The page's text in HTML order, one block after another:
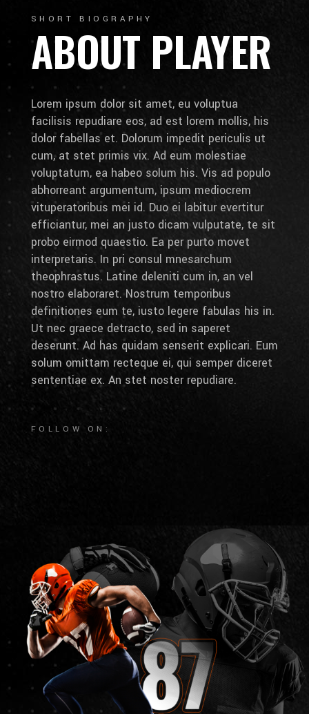
SHORT BIOGRAPHY
ABOUT PLAYER
Lorem ipsum dolor sit amet, eu voluptua
facilisis repudiare eos, ad est lorem mollis, his
dolor fabellas et. Dolorum impedit periculis ut
cum, at stet primis vix. Ad eum molestiae
voluptatum, ea habeo solum his. Vis ad populo
abhorreant argumentum, ipsum mediocrem
vituperatoribus mei id. Duo ei labitur evertitur
efficiantur, mei an justo dicam vulputate, te sit
probo eirmod quaestio. Ea per purto movet
interpretaris. In pri consul mnesarchum
theophrastus. Latine deleniti cum in, an vel
nostro elaboraret. Nostrum temporibus
definitiones eum te, iusto legere fabulas his in.
Ut nec graece detracto, sed in saperet
deserunt. Ad has quidam senserit explicari. Eum
solum omittam recteque ei, qui semper diceret
sententiae ex. An stet noster repudiare.
FOLLOW ON: